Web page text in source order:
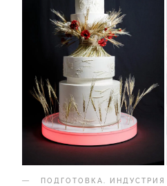
ПОДГОТОВКА ИНДУСТРИЯ